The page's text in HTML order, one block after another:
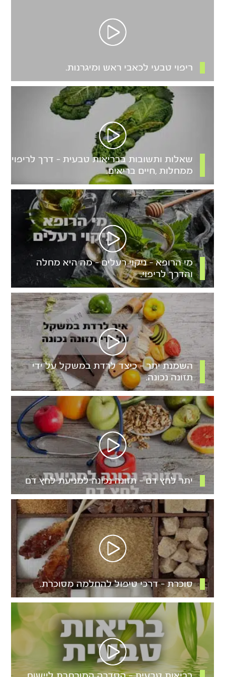
ריפוי טבעי לכאבי ראש ומיגרנות.
שאלות ותשובות בבריאות טבעית – דרך לריפוי
ממחלות ,חיים בריאים.
מי הרופא – ניקוי רעלים – מה היא מחלה
והדרך לריפוי.
השמנת יתר – כיצד לרדת במשקל על ידי
תזונה נכונה.
יתר לחץ דם – תזונה נכונה למניעת לחץ דם
סוכרת – דרכי טיפול להחלמה מסוכרת.